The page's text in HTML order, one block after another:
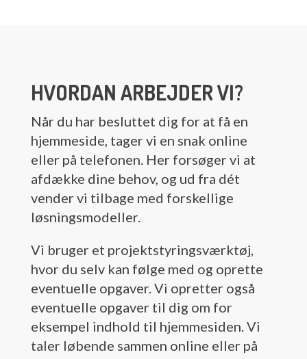
HVORDAN ARBEJDER VI?
Når du har besluttet dig for at få en
hjemmeside, tager vi en snak online
eller på telefonen. Her forsøger vi at
afdække dine behov, og ud fra dét
vender vi tilbage med forskellige
løsningsmodeller.
Vi bruger et projektstyringsværktøj,
hvor du selv kan følge med og oprette
eventuelle opgaver. Vi opretter også
eventuelle opgaver til dig om for
eksempel indhold til hjemmesiden. Vi
taler løbende sammen online eller på